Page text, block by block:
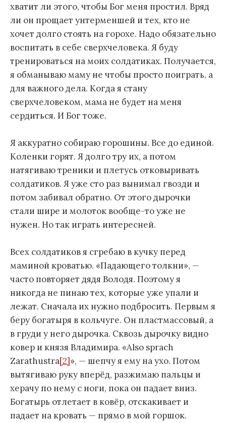
хватит ли этого, чтобы Бог меня простил. Вряд
ли он прощает унтерменшей и тех, кто не
хочет долго стоять на горохе. Надо обязательно
воспитать в себе сверхчеловека. Я буду
тренироваться на моих солдатиках. Получается,
я обманываю маму не чтобы просто поиграть, а
для важного дела. Когда я стану
сверхчеловеком, мама не будет на меня
сердиться. И Бог тоже.
Я аккуратно собираю горошины. Все до единой.
Коленки горят. Я долго тру их, а потом
натягиваю треники и плетусь отковыривать
солдатиков. Я уже сто раз вынимал гвозди и
потом забивал обратно. От этого дырочки
стали шире и молоток вообще-то уже не
нужен. Но так играть интересней.
Всех солдатиков я сгребаю в кучку перед
маминой кроватью. «Падающего толкни», —
часто повторяет дядя Володя. Поэтому я
никогда не пинаю тех, которые уже упали и
лежат. Сначала их нужно подбросить. Первым я
беру богатыря в кольчуге. Он пластмассовый, а
в груди у него дырочка. Сквозь дырочку видно
ковер и князя Владимира. «Also sprach
Zarathustra[2]», — шепчу я ему на ухо. Потом
вытягиваю руку вперёд, разжимаю пальцы и
херачу по нему с ноги, пока он падает вниз.
Богатырь отлетает в ковёр, отскакивает и
падает на кровать — прямо в мой горшок.